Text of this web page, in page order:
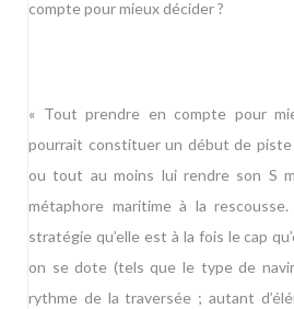
compte pour mieux décider ?
« Tout prendre en compte pour
pourrait constituer un début de
ou tout au moins lui rendre son S
métaphore maritime à la
stratégie qu’elle est à la fois le cap
on se dote (tels que le type de
rythme de la traversée ; autant